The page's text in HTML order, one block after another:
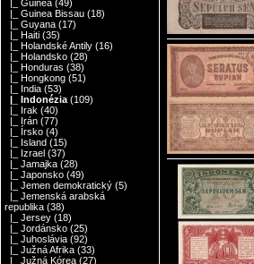
|_ Guinea (49)
|_ Guinea Bissau (18)
|_ Guyana (17)
|_ Haiti (35)
|_ Holandské Antily (16)
|_ Holandsko (28)
|_ Honduras (38)
|_ Hongkong (51)
|_ India (53)
|_ Indonézia (109)
|_ Irak (40)
|_ Irán (77)
|_ Írsko (4)
|_ Island (15)
|_ Izrael (37)
|_ Jamajka (28)
|_ Japonsko (49)
|_ Jemen demokratický (5)
|_ Jemenská arabská
republika (38)
|_ Jersey (18)
|_ Jordánsko (25)
|_ Juhoslávia (92)
|_ Južná Afrika (33)
|_ Južná Kórea (27)